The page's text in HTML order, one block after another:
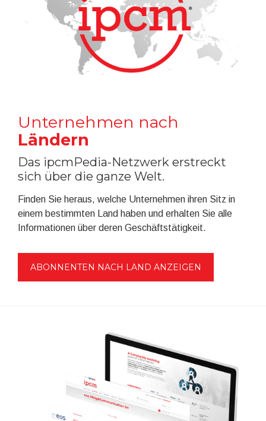
Unternehmen nach
Ländern
Das ipcmPedia-Netzwerk erstreckt
sich über die ganze Welt.
Finden Sie heraus, welche Unternehmen ihren Sitz in
einem bestimmten Land haben und erhalten Sie alle
Informationen über deren Geschäftstätigkeit.
ABONNENTEN NACH LAND ANZEIGEN